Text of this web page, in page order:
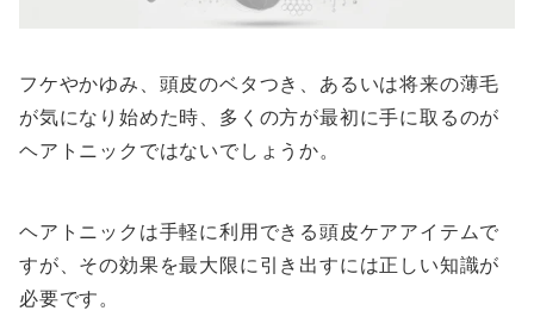
フケやかゆみ、頭皮のベタつき、あるいは将来の薄毛
が気になり始めた時、多くの方が最初に手に取るのが
ヘアトニックではないでしょうか。
ヘアトニックは手軽に利用できる頭皮ケアアイテムで
すが、その効果を最大限に引き出すには正しい知識が
必要です。